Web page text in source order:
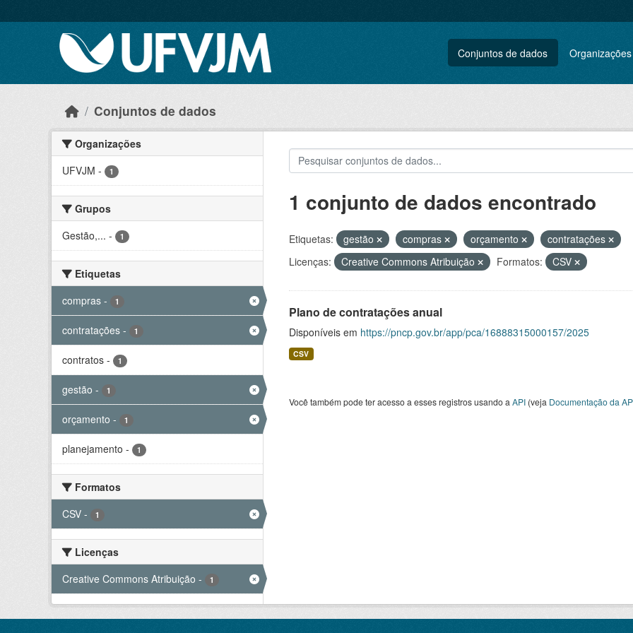
Conjuntos de dados Organizações
Conjuntos de dados
Organizações
UFVJM - 1
Grupos
Gestão,... - 1
Etiquetas
compras - 1
contratações - 1
contratos - 1
gestão - 1
orçamento - 1
planejamento - 1
Formatos
CSV - 1
Licenças
Creative Commons Atribuição - 1
1 conjunto de dados encontrado
Etiquetas: gestão compras orçamento
contratações
Licenças:
Creative Commons Atribuição Formatos: CSV
Plano de contratações anual
Disponíveis em https://pncp.gov.br/app/pca/16888315000157/2025
CSV
Você também pode ter acesso a esses registros usando a API(veja Documentação da